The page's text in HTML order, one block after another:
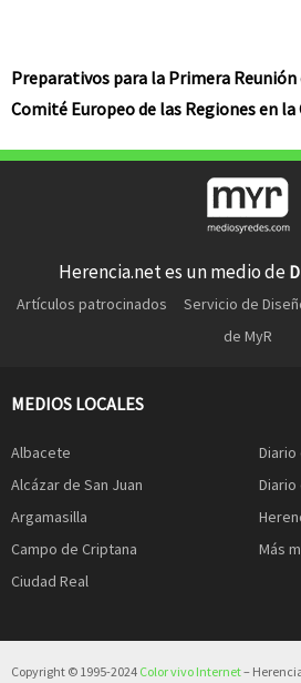
Preparativos para la Primera
Comité Europeo de las Regiones en
Herencia.net es un medio de
Artículos patrocinados Servicio de
de MyR
MEDIOS LOCALES
Albacete
Alcázar de San Juan
Argamasilla
Campo de Criptana
Ciudad Real
Diario
Diario
Más
Copyright © 1995-2024 Color vivo Internet–